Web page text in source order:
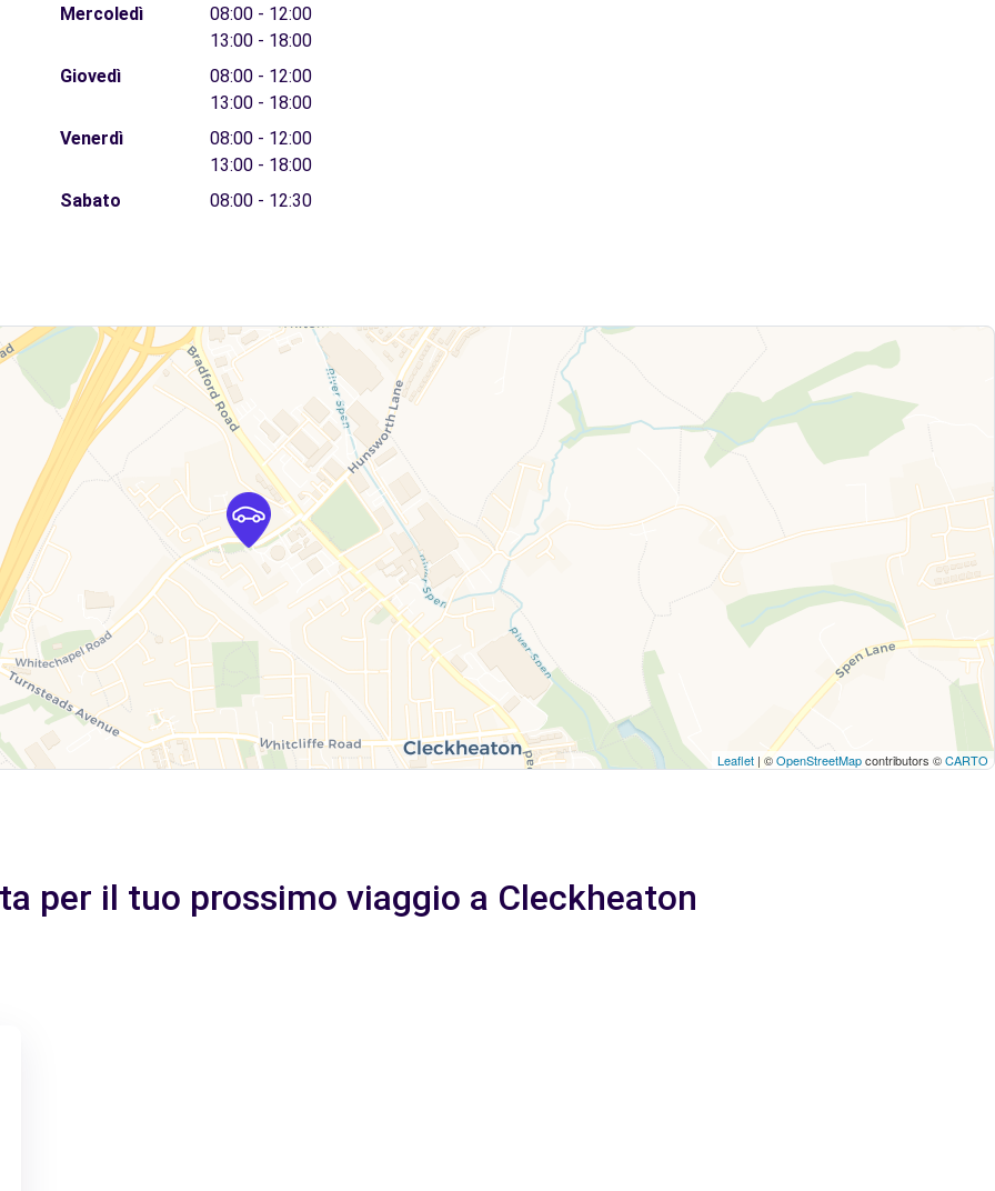
Mercoledì
08:00 - 12:00
13:00 - 18:00
Giovedì
08:00 - 12:00
13:00 - 18:00
Venerdì
08:00 - 12:00
13:00 - 18:00
Sabato
08:00 - 12:30
Leaflet | ©OpenStreetMapcontributors ©CARTO
per il tuo prossimo viaggio a Cleckheaton